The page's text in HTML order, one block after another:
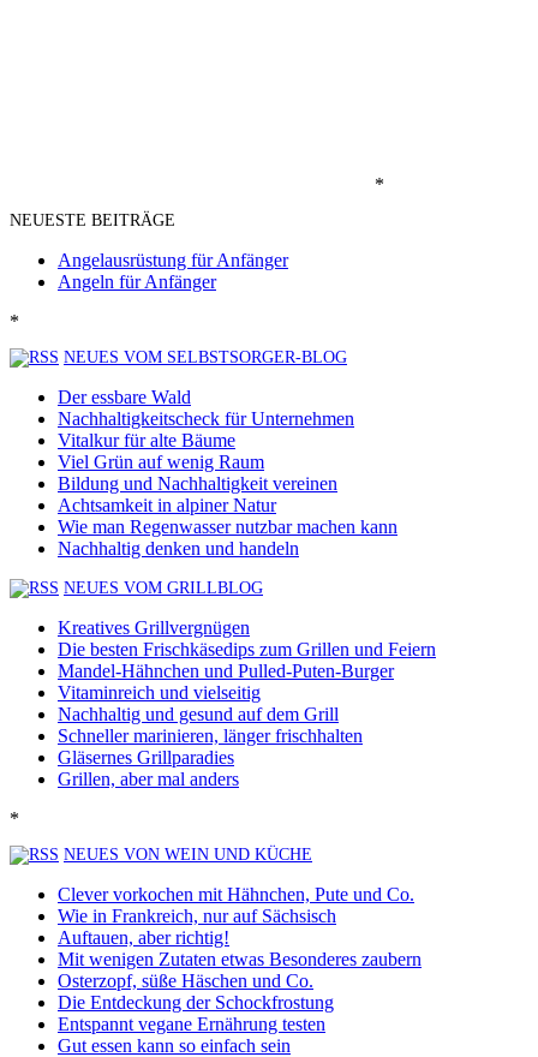
*
NEUESTE BEITRÄGE
Angelausrüstung für Anfänger
Angeln für Anfänger
*
NEUES VOM SELBSTSORGER-BLOG
Der essbare Wald
Nachhaltigkeitscheck für Unternehmen
Vitalkur für alte Bäume
Viel Grün auf wenig Raum
Bildung und Nachhaltigkeit vereinen
Achtsamkeit in alpiner Natur
Wie man Regenwasser nutzbar machen kann
Nachhaltig denken und handeln
NEUES VOM GRILLBLOG
Kreatives Grillvergnügen
Die besten Frischkäsedips zum Grillen und Feiern
Mandel-Hähnchen und Pulled-Puten-Burger
Vitaminreich und vielseitig
Nachhaltig und gesund auf dem Grill
Schneller marinieren, länger frischhalten
Gläsernes Grillparadies
Grillen, aber mal anders
*
NEUES VON WEIN UND KÜCHE
Clever vorkochen mit Hähnchen, Pute und Co.
Wie in Frankreich, nur auf Sächsisch
Auftauen, aber richtig!
Mit wenigen Zutaten etwas Besonderes zaubern
Osterzopf, süße Häschen und Co.
Die Entdeckung der Schockfrostung
Entspannt vegane Ernährung testen
Gut essen kann so einfach sein